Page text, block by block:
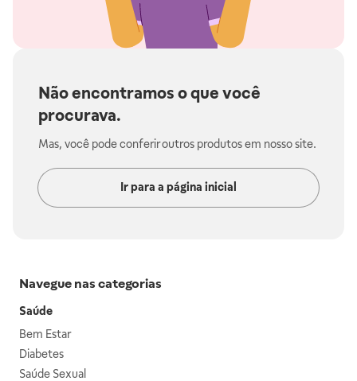
Não encontramos o que você
procurava.
Mas, você pode conferir outros produtos em nosso site.
Ir para a página inicial
Navegue nas categorias
Saúde
Bem Estar
Diabetes
Saúde Sexual